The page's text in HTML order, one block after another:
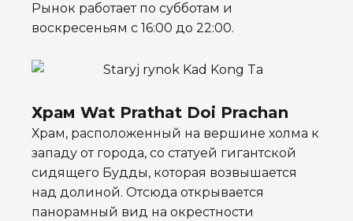
Рынок работает по субботам и
воскресеньям с 16:00 до 22:00.
Храм Wat Prathat Doi Prachan
Храм, расположенный на вершине холма к
западу от города, со статуей гигантской
сидящего Будды, которая возвышается
над долиной. Отсюда открывается
панорамный вид на окрестности